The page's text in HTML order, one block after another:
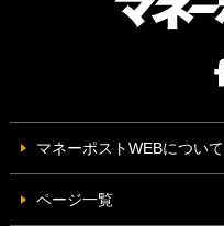
マネーポストWEBについて
ページ一覧